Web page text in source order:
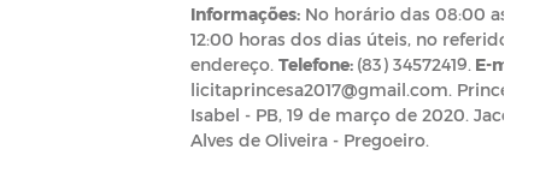
Informações:No horário das 08:00 as
12:00 horas dos dias úteis, no referido
endereço. Telefone: (83) 34572419. E-mail:
licitaprincesa2017@gmail.com. Princesa
Isabel - PB, 19 de março de 2020. Jacé
Alves de Oliveira - Pregoeiro.